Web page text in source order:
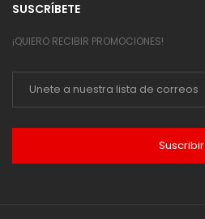
SUSCRÍBETE
¡QUIERO RECIBIR PROMOCIONES!
Suscribir